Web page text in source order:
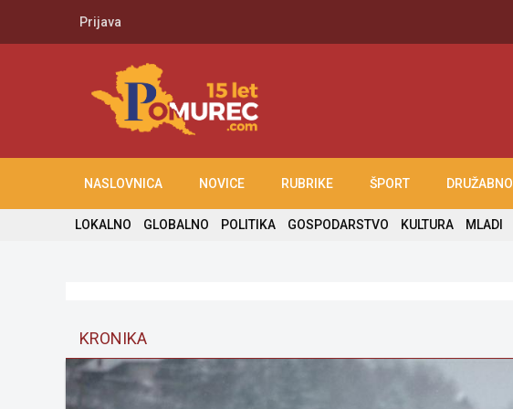
Prijava
NASLOVNICA NOVICE RUBRIKE ŠPORT DRUŽABNO
LOKALNO GLOBALNO POLITIKA GOSPODARSTVO KULTURA MLADI
KRONIKA